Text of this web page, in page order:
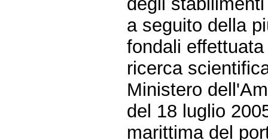
a seguito della
fondali
ricerca
Ministero
del 18 luglio
marittima del